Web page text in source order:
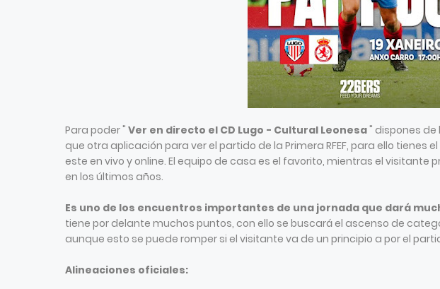
Para poder " Ver en directo el CD Lugo - Cultural Leonesa" dispones de
que otra aplicación para ver el partido de la Primera RFEF, para ello tienes
este en vivo y online. El equipo de casa es el favorito, mientras el
en los últimos años.
Es uno de los encuentros importantes de una jornada que dará
tiene por delante muchos puntos, con ello se buscará el ascenso de
aunque esto se puede romper si el visitante va de un principio a por el
Alineaciones oficiales: